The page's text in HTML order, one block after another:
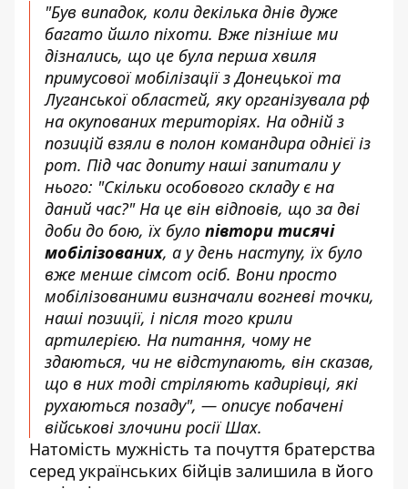
"Був випадок, коли декілька днів дуже
багато йшло піхоти. Вже пізніше ми
дізнались, що це була перша хвиля
примусової мобілізації з Донецької та
Луганської областей, яку організувала рф
на окупованих територіях. На одній з
позицій взяли в полон командира однієї із
рот. Під час допиту наші запитали у
нього: "Скільки особового складу є на
даний час?" На це він відповів, що за дві
доби до бою, їх було півтори тисячі
мобілізованих, а у день наступу, їх було
вже менше сімсот осіб. Вони просто
мобілізованими визначали вогневі точки,
наші позиції, і після того крили
артилерією. На питання, чому не
здаються, чи не відступають, він сказав,
що в них тоді стріляють кадирівці, які
рухаються позаду", — описує побачені
військові злочини росії Шах.
Натомість мужність та почуття братерства
серед українських бійців залишила в його